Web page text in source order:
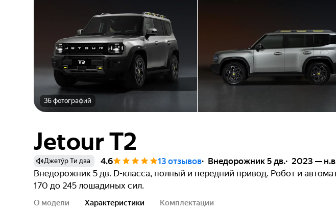
36 фотографий
Jetour T2
Джету́р Ти два 4.6 13 отзывов Внедорожник 5 дв. 2023 —
Внедорожник 5 дв. D-класса, полный и передний привод. Робот и
170 до 245 лошадиных сил.
О модели Характеристики Комплектации